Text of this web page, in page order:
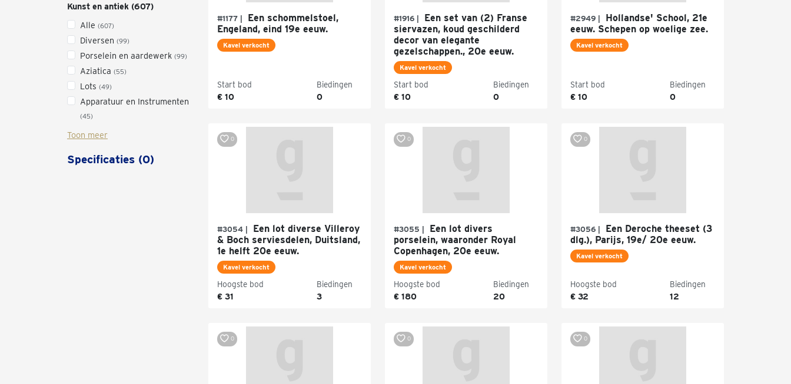
Kunst en antiek (607)
Alle (607)
Diversen (99)
Porselein en aardewerk (99)
Aziatica (55)
Lots (49)
Apparatuur en Instrumenten
(45)
Toon meer
Specificaties (0)
#1177 |
Een schommelstoel,
Engeland, eind 19e eeuw.
Kavel verkocht
Start bod
€ 10
Biedingen
0
#1916 |
Een set van (2) Franse
siervazen, koud geschilderd
decor van elegante
gezelschappen., 20e eeuw.
Kavel verkocht
Start bod
€ 10
Biedingen
0
#2949 |
Hollandse' School, 21e
eeuw. Schepen op woelige zee.
Kavel verkocht
Start bod
€ 10
Biedingen
0
#3054 |
Een lot diverse Villeroy
& Boch serviesdelen, Duitsland,
1e helft 20e eeuw.
Kavel verkocht
Hoogste bod
€ 31
Biedingen
3
0
#3055 |
Een lot divers
porselein, waaronder Royal
Copenhagen, 20e eeuw.
Kavel verkocht
Hoogste bod
€ 180
Biedingen
20
0
#3056 |
Een Deroche theeset (3
dlg.), Parijs, 19e/ 20e eeuw.
Kavel verkocht
Hoogste bod
€ 32
Biedingen
12
0
0 0 0